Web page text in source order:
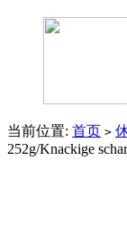
当前位置: 首页 >
252g/Knackige